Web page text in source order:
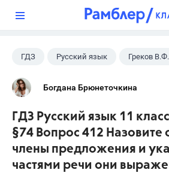
ГДЗ Русский язык Греков В.Ф.
11 класс
Богдана Брюнеточкина
ГДЗ Русский язык 11
§74 Вопрос 412
члены предложения и
частями речи они